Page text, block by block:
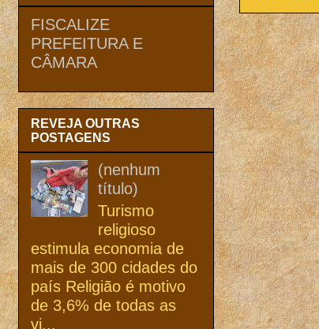
FISCALIZE
PREFEITURA E
CÂMARA
REVEJA OUTRAS
POSTAGENS
(nenhum
título)
Turismo
religioso
estimula economia de
mais de 300 cidades do
país Religião é motivo
de 3,6% de todas as
vi...